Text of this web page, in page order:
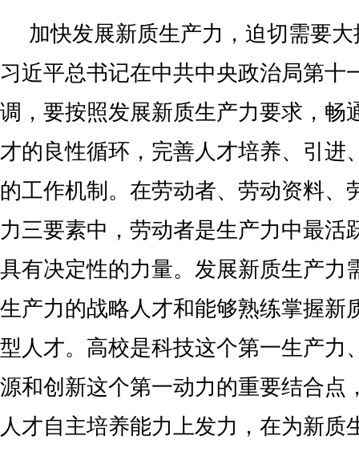
加快发展新质生产力，迫切需要
习近平总书记在中共中央政治局第十
调，要按照发展新质生产力要求，畅
才的良性循环，完善人才培养、引进
的工作机制。在劳动者、劳动资料、
力三要素中，劳动者是生产力中最活
具有决定性的力量。发展新质生产力
生产力的战略人才和能够熟练掌握新
型人才。高校是科技这个第一生产力
源和创新这个第一动力的重要结合点
人才自主培养能力上发力，在为新质